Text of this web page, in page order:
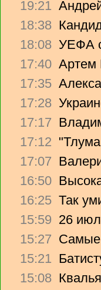
19:21
18:38
18:08 УЕФА
17:40 Артем
17:35
17:28
17:17
17:12
17:07
16:50
16:25 Так
15:59 26
15:27 Самые
15:21
15:08